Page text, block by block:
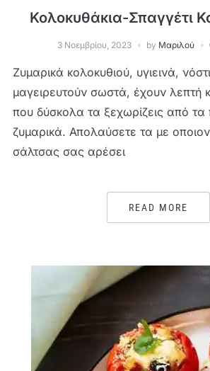
Κολοκυθάκια-Σπαγγέτι
3 Νοεμβρίου, 2023 by Μαριλού
Ζυμαρικά κολοκυθιού, υγιεινά,
μαγειρευτούν σωστά, έχουν λεπτή
που δύσκολα τα ξεχωρίζεις από
ζυμαρικά. Απολαύσετε τα με
σάλτσας σας αρέσει
READ MORE